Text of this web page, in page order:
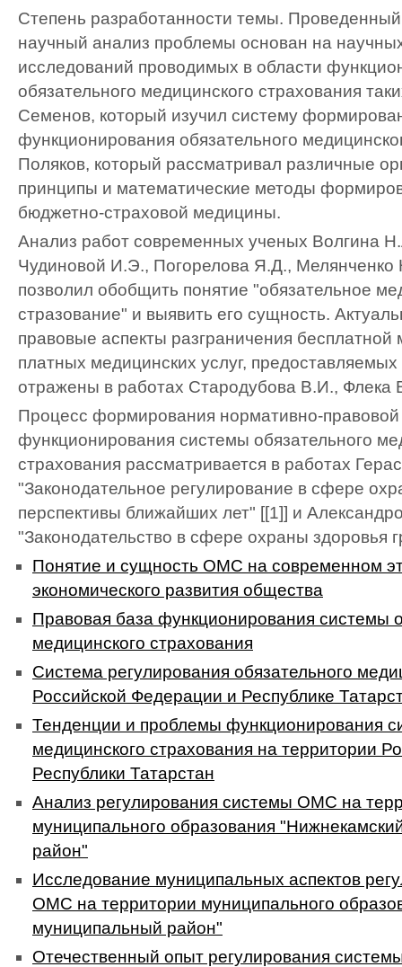
Степень разработанности темы. Проведенный
научный анализ проблемы основан на
исследований проводимых в области
обязательного медицинского страхования
Семенов, который изучил систему
функционирования обязательного
Поляков, который рассматривал различные
принципы и математические методы
бюджетно-страховой медицины.
Анализ работ современных ученых Волгина
Чудиновой И.Э., Погорелова Я.Д.,
позволил обобщить понятие "обязательное
стразование" и выявить его сущность.
правовые аспекты разграничения
платных медицинских услуг,
отражены в работах Стародубова В.И., Флека
Процесс формирования нормативно-
функционирования системы обязательного
страхования рассматривается в работах
"Законодательное регулирование в сфере
перспективы ближайших лет" [[1]] и
"Законодательство в сфере охраны здоровья
Понятие и сущность ОМС на современном
экономического развития общества
Правовая база функционирования системы
медицинского страхования
Система регулирования обязательного
Российской Федерации и Республике
Тенденции и проблемы функционирования
медицинского страхования на территории
Республики Татарстан
Анализ регулирования системы ОМС на
муниципального образования
район"
Исследование муниципальных аспектов
ОМС на территории муниципального
муниципальный район"
Отечественный опыт регулирования